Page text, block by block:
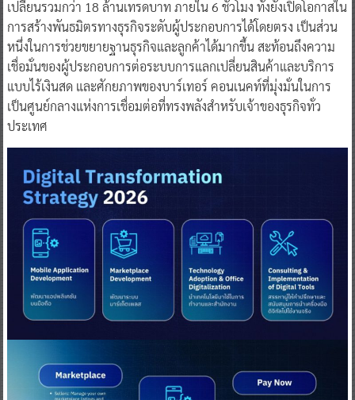
เปลี่ยนรวมกว่า 18 ล้านเทรดบาท ภายใน 6 ชั่วโมง ทั้งยังเปิดโอกาสใน
การสร้างพันธมิตรทางธุรกิจระดับผู้ประกอบการได้โดยตรง เป็นส่วน
หนึ่งในการช่วยขยายฐานธุรกิจและลูกค้าได้มากขึ้น สะท้อนถึงความ
เชื่อมั่นของผู้ประกอบการต่อระบบการแลกเปลี่ยนสินค้าและบริการ
แบบไร้เงินสด และศักยภาพของบาร์เทอร์ คอนเนคท์ที่มุ่งมั่นในการ
เป็นศูนย์กลางแห่งการเชื่อมต่อที่ทรงพลังสำหรับเจ้าของธุรกิจทั่ว
ประเทศ